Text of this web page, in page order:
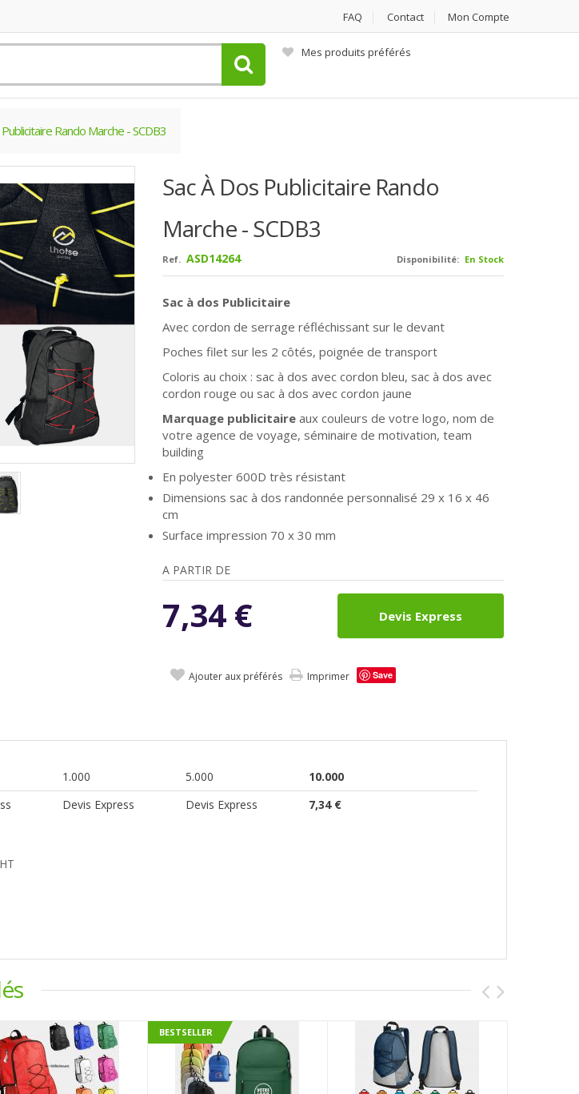
FAQ Contact Mon Compte
Mes produits préférés
Rando Marche - SCDB3
Sac À Dos Publicitaire Rando
Marche - SCDB3
Disponibilité: En Stock
Ref. ASD14264
Sac à dos Publicitaire
Avec cordon de serrage réfléchissant sur le devant
Poches filet sur les 2 côtés, poignée de transport
Coloris au choix : sac à dos avec cordon bleu, sac à dos avec
cordon rouge ou sac à dos avec cordon jaune
Marquage publicitaireaux couleurs de votre logo, nom de
votre agence de voyage, séminaire de motivation, team
building
En polyester 600D très résistant
Dimensions sac à dos randonnée personnalisé 29 x 16 x 46
cm
Surface impression 70 x 30 mm
A PARTIR DE
7,34 € Devis Express
Ajouter aux préférés Imprimer Save
1.000 5.000
10.000
Devis Express Devis Express 7,34 €
BESTSELLER